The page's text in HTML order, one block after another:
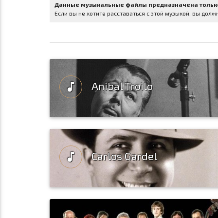
Данные музыкальные файлы предназначена
Если вы не хотите расставаться с этой музыкой, вы
music_note Anibal Troilo
music_note Carlos Gardel